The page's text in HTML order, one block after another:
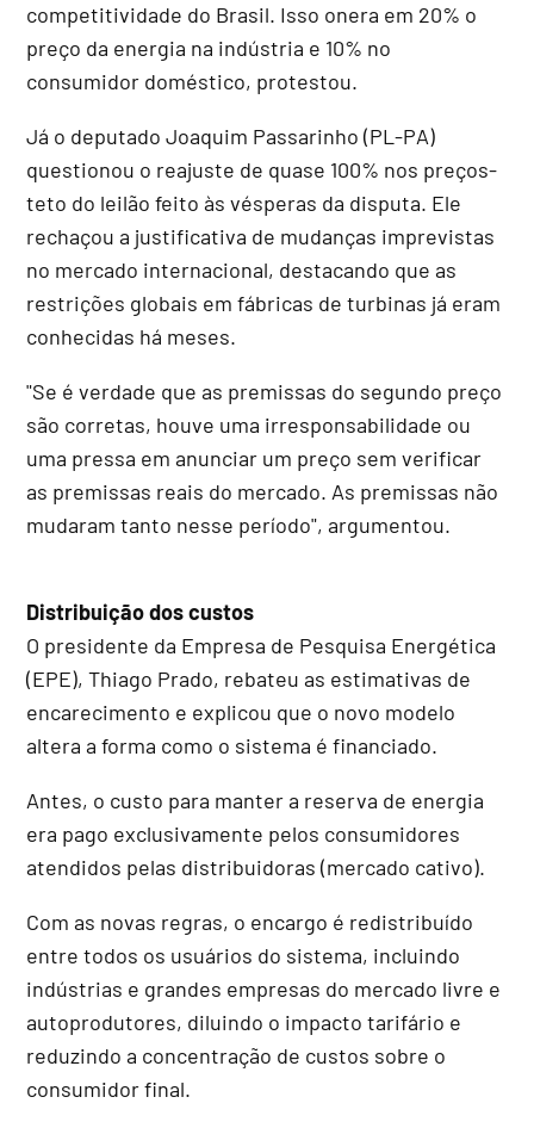
competitividade do Brasil. Isso onera em 20% o
preço da energia na indústria e 10% no
consumidor doméstico, protestou.
Já o deputado Joaquim Passarinho (PL-PA)
questionou o reajuste de quase 100% nos preços-
teto do leilão feito às vésperas da disputa. Ele
rechaçou a justificativa de mudanças imprevistas
no mercado internacional, destacando que as
restrições globais em fábricas de turbinas já eram
conhecidas há meses.
"Se é verdade que as premissas do segundo preço
são corretas, houve uma irresponsabilidade ou
uma pressa em anunciar um preço sem verificar
as premissas reais do mercado. As premissas não
mudaram tanto nesse período", argumentou.
Distribuição dos custos
O presidente da Empresa de Pesquisa Energética
(EPE), Thiago Prado, rebateu as estimativas de
encarecimento e explicou que o novo modelo
altera a forma como o sistema é financiado.
Antes, o custo para manter a reserva de energia
era pago exclusivamente pelos consumidores
atendidos pelas distribuidoras (mercado cativo).
Com as novas regras, o encargo é redistribuído
entre todos os usuários do sistema, incluindo
indústrias e grandes empresas do mercado livre e
autoprodutores, diluindo o impacto tarifário e
reduzindo a concentração de custos sobre o
consumidor final.